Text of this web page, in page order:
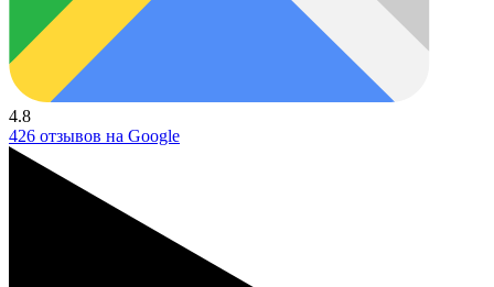
4.8
426 отзывов на Google